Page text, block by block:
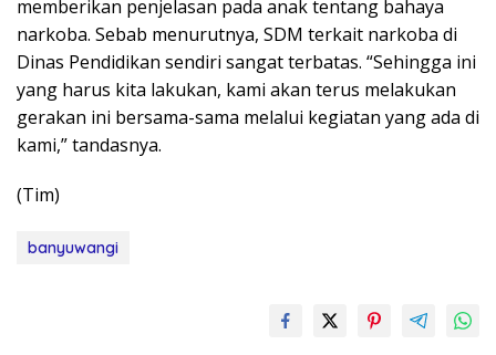
memberikan penjelasan pada anak tentang bahaya
narkoba. Sebab menurutnya, SDM terkait narkoba di
Dinas Pendidikan sendiri sangat terbatas. “Sehingga ini
yang harus kita lakukan, kami akan terus melakukan
gerakan ini bersama-sama melalui kegiatan yang ada di
kami,” tandasnya.
(Tim)
banyuwangi